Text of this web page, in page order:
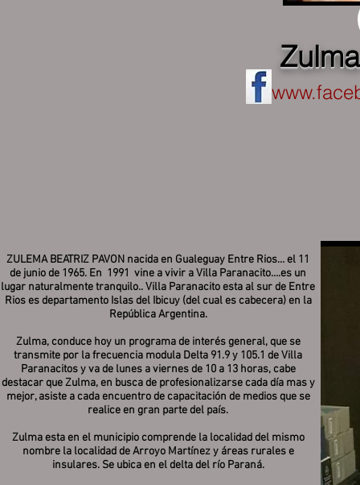
ZULEMA BEATRIZ PAVON nacida en Gualeguay Entre Rios… el 11
de junio de 1965. En 1991 vine a vivir a Villa Paranacito….es un
lugar naturalmente tranquilo.. Villa Paranacito esta al sur de Entre
Rios es departamento Islas del Ibicuy (del cual es cabecera) en la
República Argentina.
Zulma, conduce hoy un programa de interés general, que se
transmite por la frecuencia modula Delta 91.9 y 105.1 de Villa
Paranacitos y va de lunes a viernes de 10 a 13 horas, cabe
destacar que Zulma, en busca de profesionalizarse cada día mas y
mejor, asiste a cada encuentro de capacitación de medios que se
realice en gran parte del país.
Zulma esta en el municipio comprende la localidad del mismo
nombre la localidad de Arroyo Martínez y áreas rurales e
insulares. Se ubica en el delta del río Paraná.